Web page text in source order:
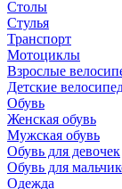
Столы
Стулья
Транспорт
Мотоциклы
Взрослые
Детские
Обувь
Женская обувь
Мужская обувь
Обувь для девочек
Обувь для
Одежда